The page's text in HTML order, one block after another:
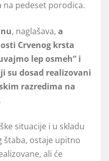
na pedeset porodica.
, naglašava, a
Crvenog krsta
lep osmeh” i
su dosad realizovani
razredima na
situacije i u skladu
štaba, ostaje upitno
ali će